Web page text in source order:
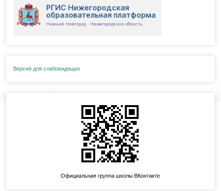
Версия для слабовидящих
Официальная группа школы ВКонтакте